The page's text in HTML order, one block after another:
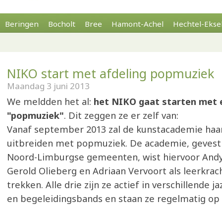
Beringen Bocholt Bree Hamont-Achel Hechtel-
NIKO start met afdeling popmuziek
Maandag 3 juni 2013
We meldden het al: het NIKO gaat starten met
"popmuziek". Dit zeggen ze er zelf van:
Vanaf september 2013 zal de kunstacademie
uitbreiden met popmuziek. De academie,
Noord-Limburgse gemeenten, wist hiervoor
Gerold Olieberg en Adriaan Vervoort als
trekken. Alle drie zijn ze actief in verschillende
en begeleidingsbands en staan ze regelmatig